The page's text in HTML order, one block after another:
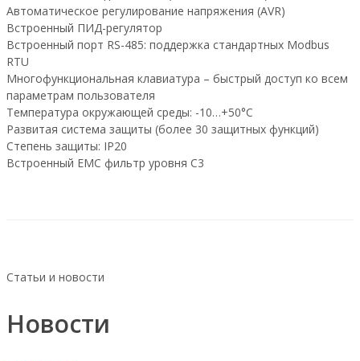
Автоматическое регулирование напряжения (AVR)
Встроенный ПИД-регулятор
Встроенный порт RS-485: поддержка стандартных Modbus
RTU
Многофункциональная клавиатура – быстрый доступ ко всем
параметрам пользователя
Температура окружающей среды: -10…+50°C
Развитая система защиты (более 30 защитных функций)
Степень защиты: IP20
Встроенный EMC фильтр уровня C3
Статьи и новости
Новости